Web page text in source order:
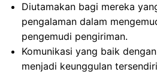
Diutamakan bagi mereka
pengalaman dalam
pengemudi pengiriman.
Komunikasi yang baik
menjadi keunggulan